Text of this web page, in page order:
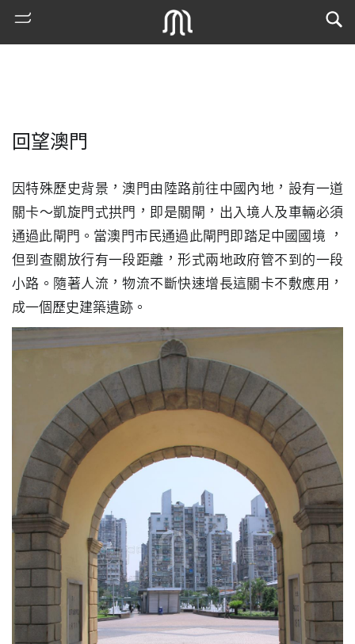
熱
搜
古
地
巴
回望澳門
因特殊歷史背景，澳門由陸路前往中國內地，設有一道
關卡～凱旋門式拱門，即是關閘，出入境人及車輛必須
通過此閘門。當澳門市民通過此閘門即踏足中國國境 ，
但到查關放行有一段距離，形式兩地政府管不到的一段
小路。隨著人流，物流不斷快速增長這關卡不敷應用，
成一個歷史建築遺跡。